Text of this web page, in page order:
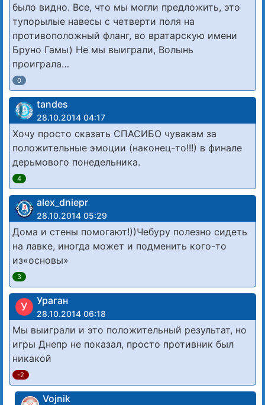
было видно. Все, что мы могли предложить, это
тупорылые навесы с четверти поля на
противоположный фланг, во вратарскую имени
Бруно Гамы) Не мы выиграли, Волынь
проиграла…
0
tandes
28.10.2014 04:17
Хочу просто сказать СПАСИБО чувакам за
положительные эмоции (наконец-то!!!) в финале
дерьмового понедельника.
4
alex_dniepr
28.10.2014 05:29
Дома и стены помогают!))Чебуру полезно сидеть
на лавке, иногда может и подменить кого-то
из«основы»
3
У Ураган
28.10.2014 06:18
Мы выиграли и это положительный результат, но
игры Днепр не показал, просто противник был
никакой
-2
Vojnik